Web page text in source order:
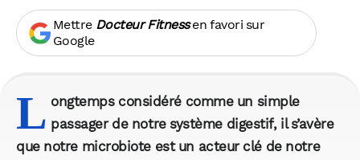
Mettre Docteur Fitnessen favori sur
Google
L ongtemps considéré comme un simple
passager de notre système digestif, il s’avère
que notre microbiote est un acteur clé de notre